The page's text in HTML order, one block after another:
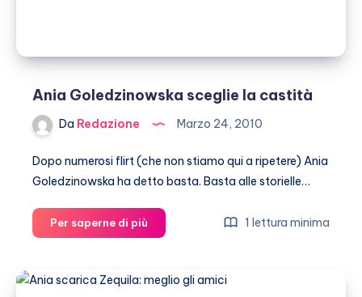
Ania Goledzinowska sceglie la castità
Da Redazione Marzo 24, 2010
Dopo numerosi flirt (che non stiamo qui a ripetere) Ania
Goledzinowska ha detto basta. Basta alle storielle…
Per saperne di più
Goledzinowska
la
1 lettura minima